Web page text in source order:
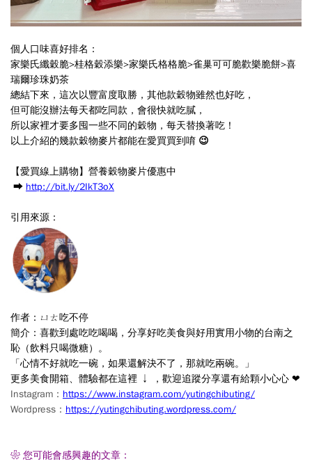
個人口味喜好排名：
家樂氏纖穀脆>桂格穀添樂>家樂氏格格脆>雀巢可可脆歡樂脆餅>喜
瑞爾珍珠奶茶
總結下來，這次以豐富度取勝，其他款穀物雖然也好吃，
但可能沒辦法每天都吃同款，會很快就吃膩，
所以家裡才要多囤一些不同的穀物，每天替換著吃！
以上介紹的幾款穀物麥片都能在愛買買到唷 😉
【愛買線上購物】營養穀物麥片優惠中
➡ http://bit.ly/2IkT3oX
引用來源：
作者：ㄩㄊ吃不停
簡介：喜歡到處吃吃喝喝，分享好吃美食與好用實用小物的台南之
恥（飲料只喝微糖）。
「心情不好就吃一碗，如果還解決不了，那就吃兩碗。
」
更多美食開箱、體驗都在這裡 ↓ ，歡迎追蹤分享還有給顆小心心 ❤
Instagram： https://www.instagram.com/yutingchibuting/
Wordpress： https://yutingchibuting.wordpress.com/
❀ 您可能會感興趣的文章：